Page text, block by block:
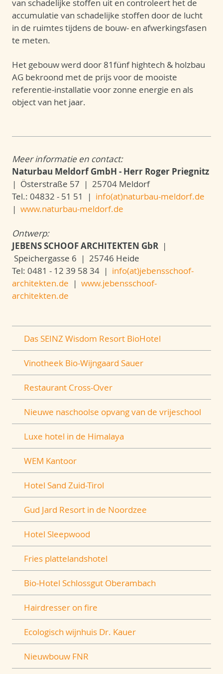
van schadelijke stoffen uit en controleert het de
accumulatie van schadelijke stoffen door de lucht
in de ruimtes tijdens de bouw- en afwerkingsfasen
te meten.
Het gebouw werd door 81fünf hightech & holzbau
AG bekroond met de prijs voor de mooiste
referentie-installatie voor zonne energie en als
object van het jaar.
Meer informatie en contact:
Naturbau Meldorf GmbH - Herr Roger Priegnitz
| Österstraße 57 | 25704 Meldorf
Tel.: 04832 - 51 51 | info(at)naturbau-meldorf.de
| www.naturbau-meldorf.de
Ontwerp:
JEBENS SCHOOF ARCHITEKTEN GbR |
Speichergasse 6 | 25746 Heide
Tel: 0481 - 12 39 58 34 | info(at)jebensschoof-
architekten.de | www.jebensschoof-
architekten.de
Das SEINZ Wisdom Resort BioHotel
Vinotheek Bio-Wijngaard Sauer
Restaurant Cross-Over
Nieuwe naschoolse opvang van de vrijeschool
Luxe hotel in de Himalaya
WEM Kantoor
Hotel Sand Zuid-Tirol
Gud Jard Resort in de Noordzee
Hotel Sleepwood
Fries plattelandshotel
Bio-Hotel Schlossgut Oberambach
Hairdresser on fire
Ecologisch wijnhuis Dr. Kauer
Nieuwbouw FNR